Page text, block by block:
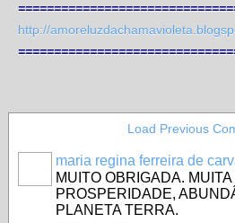
http://
Load Previous
maria regina ferreira de
MUITO OBRIGADA.
PROSPERIDADE,
PLANETA TERRA.